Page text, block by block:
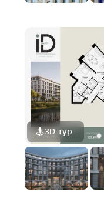
3D-тур